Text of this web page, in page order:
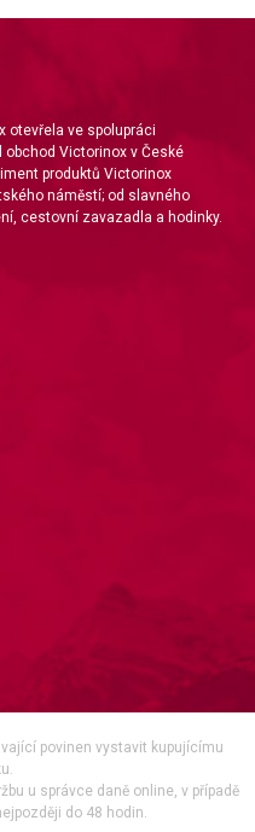
otevřela ve spolupráci
Victorinox v České
produktů Victorinox
náměstí; od slavného
cestovní zavazadla a hodinky.
povinen vystavit kupujícímu
u správce daně online, v případě
do 48 hodin.
content
or
sources
actively